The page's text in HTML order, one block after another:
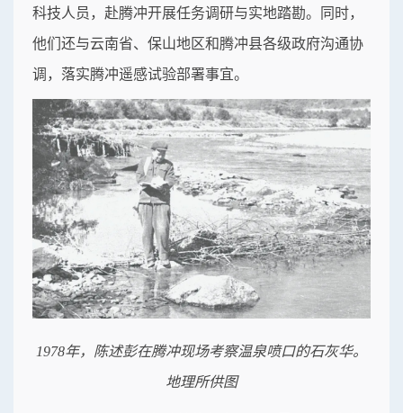
科技人员，赴腾冲开展任务调研与实地踏勘。同时，
他们还与云南省、保山地区和腾冲县各级政府沟通协
调，落实腾冲遥感试验部署事宜。
1978年，陈述彭在腾冲现场考察温泉喷口的石灰华。
地理所供图